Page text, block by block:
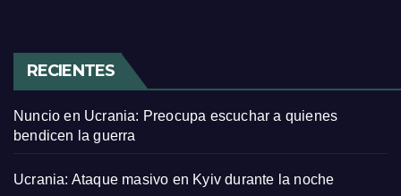
RECIENTES
Nuncio en Ucrania: Preocupa escuchar a quienes
bendicen la guerra
Ucrania: Ataque masivo en Kyiv durante la noche